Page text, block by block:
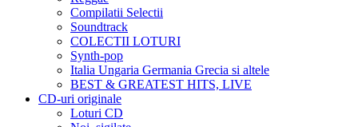
Compilatii Selectii
Soundtrack
COLECTII LOTURI
Synth-pop
Italia Ungaria Germania Grecia si altele
BEST & GREATEST HITS, LIVE
CD-uri originale
Loturi CD